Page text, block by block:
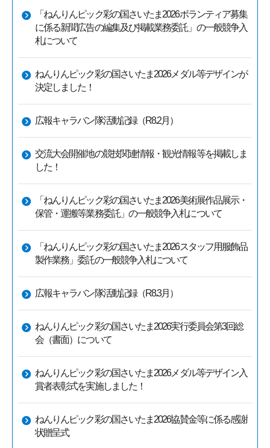
「ねんりんピック彩の国さいたま2026ボランティア募集
に係る新聞広告の編集及び掲載業務委託」の一般競争入
札について
ねんりんピック彩の国さいたま2026メダル等デザインが
決定しました！
広報キャラバン隊活動記録（R8.2月）
交流大会開催地の競技関連情報・観光情報等を掲載しま
した！
「ねんりんピック彩の国さいたま2026美術展作品展示・
保管・運搬等業務委託」の一般競争入札について
「ねんりんピック彩の国さいたま2026スタッフ用服飾品
製作業務」委託の一般競争入札について
広報キャラバン隊活動記録（R8.3月）
ねんりんピック彩の国さいたま2026実行委員会第3回総
会（書面）について
ねんりんピック彩の国さいたま2026メダル等デザイン入
賞者表彰式を実施しました！
ねんりんピック彩の国さいたま2026協賛金等に係る感謝
状贈呈式